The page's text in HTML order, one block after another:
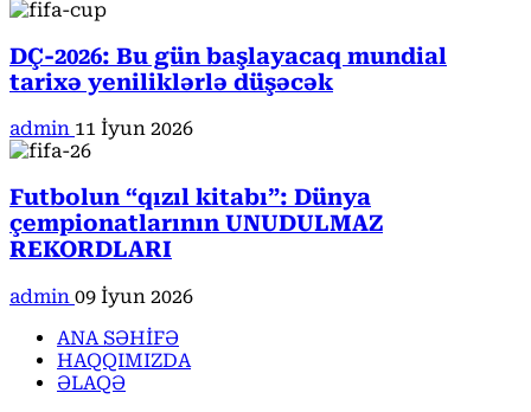
DÇ-2026: Bu gün başlayacaq mundial
tarixə yeniliklərlə düşəcək
admin 11 İyun 2026
Futbolun “qızıl kitabı”: Dünya
çempionatlarının UNUDULMAZ
REKORDLARI
admin 09 İyun 2026
ANA SƏHİFƏ
HAQQIMIZDA
ƏLAQƏ